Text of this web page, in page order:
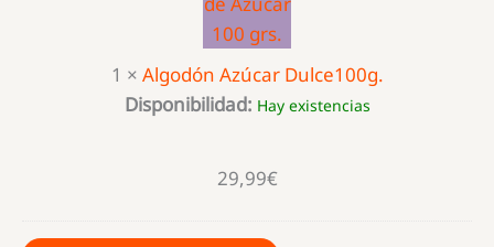
1 × Algodón Azúcar Dulce100g.
Disponibilidad: Hay existencias
29,99€